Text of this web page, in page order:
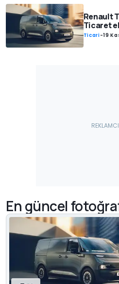
Renault
Ticaret
Ticari-19
En güncel